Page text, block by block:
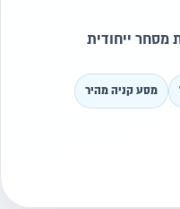
מסחר ייחודית
מסע קניה מהיר